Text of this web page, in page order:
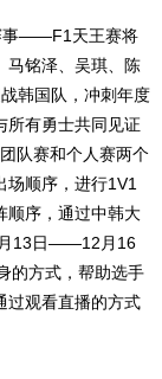
——F1天王赛将
马铭泽、吴琪、陈
韩国队，冲刺年度
所有勇士共同见证
队赛和个人赛两个
顺序，进行1V1
顺序，通过中韩大
月13日——12月16
的方式，帮助选手
过观看直播的方式